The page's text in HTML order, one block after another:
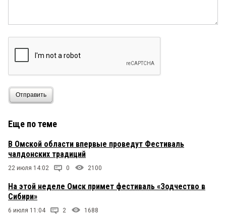
Отправить
Еще по теме
В Омской области впервые проведут Фестиваль
чалдонских традиций
22 июля 14:02 0 2100
На этой неделе Омск примет фестиваль «Зодчество в
Сибири»
6 июля 11:04 2 1688